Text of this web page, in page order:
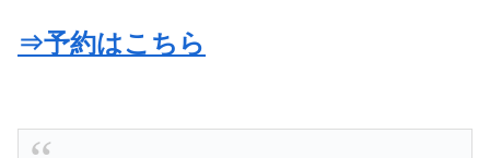
⇒予約はこちら